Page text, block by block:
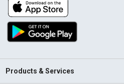
Products & Services